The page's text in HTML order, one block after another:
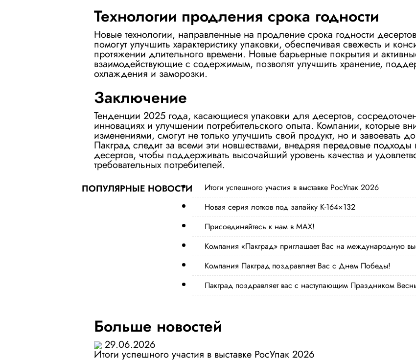
Технологии продления срока годности
Новые технологии, направленные на продление срока годности
помогут улучшить характеристику упаковки, обеспечивая свежесть и
протяжении длительного времени. Новые барьерные покрытия и
взаимодействующие с содержимым, позволят улучшить хранение,
охлаждения и заморозки.
Заключение
Тенденции 2025 года, касающиеся упаковки для десертов,
инновациях и улучшении потребительского опыта. Компании, которые
изменениями, смогут не только улучшить свой продукт, но и завоевать
Пакград следит за всеми эти новшествами, внедряя передовые
десертов, чтобы поддерживать высочайший уровень качества и
требовательных потребителей.
ПОПУЛЯРНЫЕ НОВОСТИ
Итоги успешного участия в выставке РосУпак 2026
Новая серия лотков под запайку К-164×132
Присоединяйтесь к нам в MAX!
Компания «Пакград» приглашает Вас на международную
Компания Пакград поздравляет Вас с Днем Победы!
Пакград поздравляет вас с наступающим Праздником
Больше новостей
29.06.2026
Итоги успешного участия в выставке РосУпак 2026